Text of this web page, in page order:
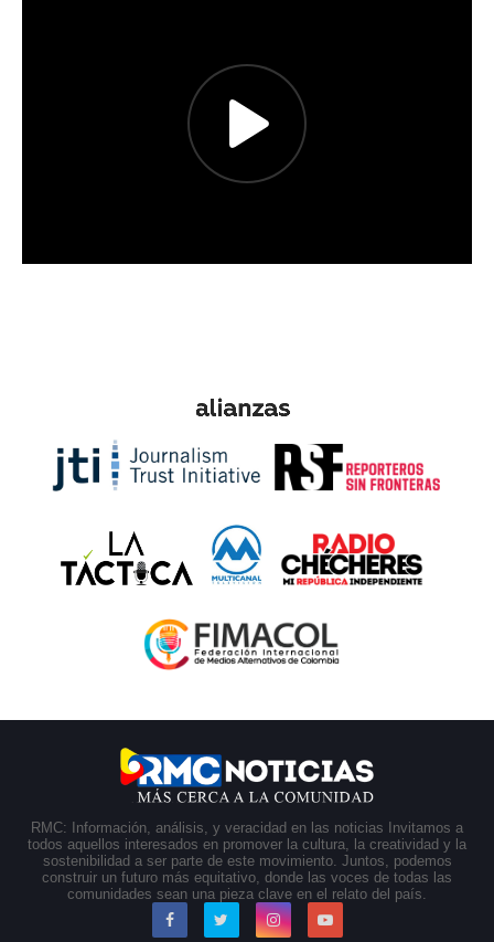
RMC: Información, análisis, y veracidad en las noticias Invitamos a
todos aquellos interesados en promover la cultura, la creatividad y la
sostenibilidad a ser parte de este movimiento. Juntos, podemos
construir un futuro más equitativo, donde las voces de todas las
comunidades sean una pieza clave en el relato del país.